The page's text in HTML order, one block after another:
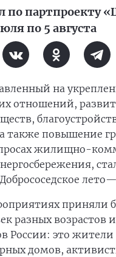
по партпроекту
по 5 августа
на
отношений,
также повышение
жилищно-
приняли
разных возрастов
России: это жители
домов,